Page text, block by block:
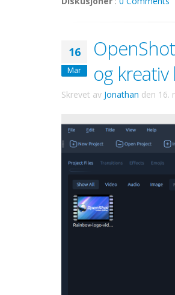
16
Mar
og
Skrevet av Jonathan den 16.